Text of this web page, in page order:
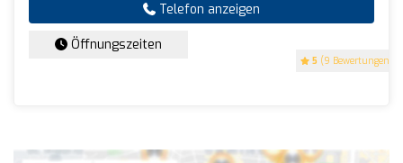
5 (9 Bewertungen)
Telefon anzeigen
Öffnungszeiten